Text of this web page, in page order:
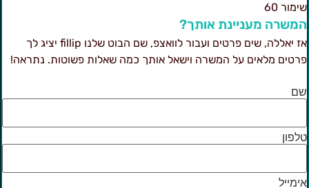
60
מעניינת אותך?
אז יאללה, שים פרטים ועבור לוואצפ, שם הבוט שלנו fillip יציג לך
מלאים על המשרה וישאל אותך כמה שאלות פשוטות. נתראה!